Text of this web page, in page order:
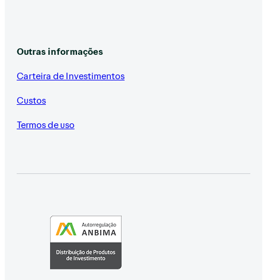
Outras informações
Carteira de Investimentos
Custos
Termos de uso